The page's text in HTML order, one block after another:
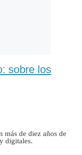
sobre los
más de diez años de
digitales.